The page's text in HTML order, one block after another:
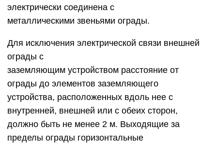
электрически соединена с
металлическими звеньями ограды.
Для исключения электрической связи внешней
ограды с
заземляющим устройством расстояние от
ограды до элементов заземляющего
устройства, расположенных вдоль нее с
внутренней, внешней или с обеих сторон,
должно быть не менее 2 м. Выходящие за
пределы ограды горизонтальные